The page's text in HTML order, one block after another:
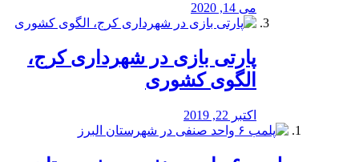
می 14, 2020
پارتی بازی در شهرداری کرج،
الگوی کشوری
اکتبر 22, 2019